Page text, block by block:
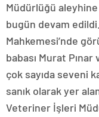
Müdürlüğü aleyhine
bugün devam
Mahkemesi’nde
babası Murat
çok sayıda seveni
sanık olarak yer
Veteriner İşleri